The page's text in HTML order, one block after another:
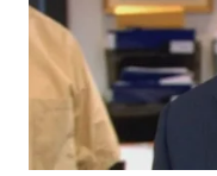
MANDALIKA
WN
LIKUPANG
WN